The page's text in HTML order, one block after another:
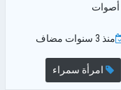
أصوات
منذ 3 سنوات مضاف
امرأة سمراء